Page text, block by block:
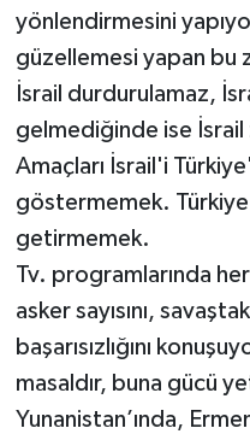
yönlendirmesini
güzellemesi yapan bu
İsrail durdurulamaz,
gelmediğinde ise İsrail
Amaçları İsrail'i
göstermemek.
getirmemek.
Tv. programlarında
asker sayısını,
başarısızlığını
masaldır, buna gücü
Yunanistan’ında,